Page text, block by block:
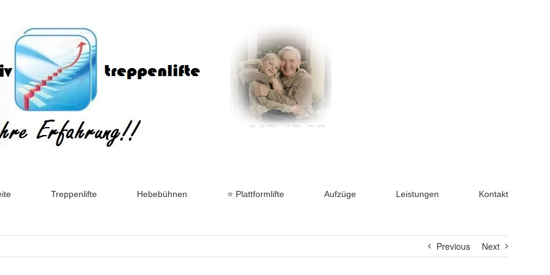
Treppenlifte Hebebühnen ⭐ Plattformlifte Aufzüge Leistungen Kontakt
Previous Next